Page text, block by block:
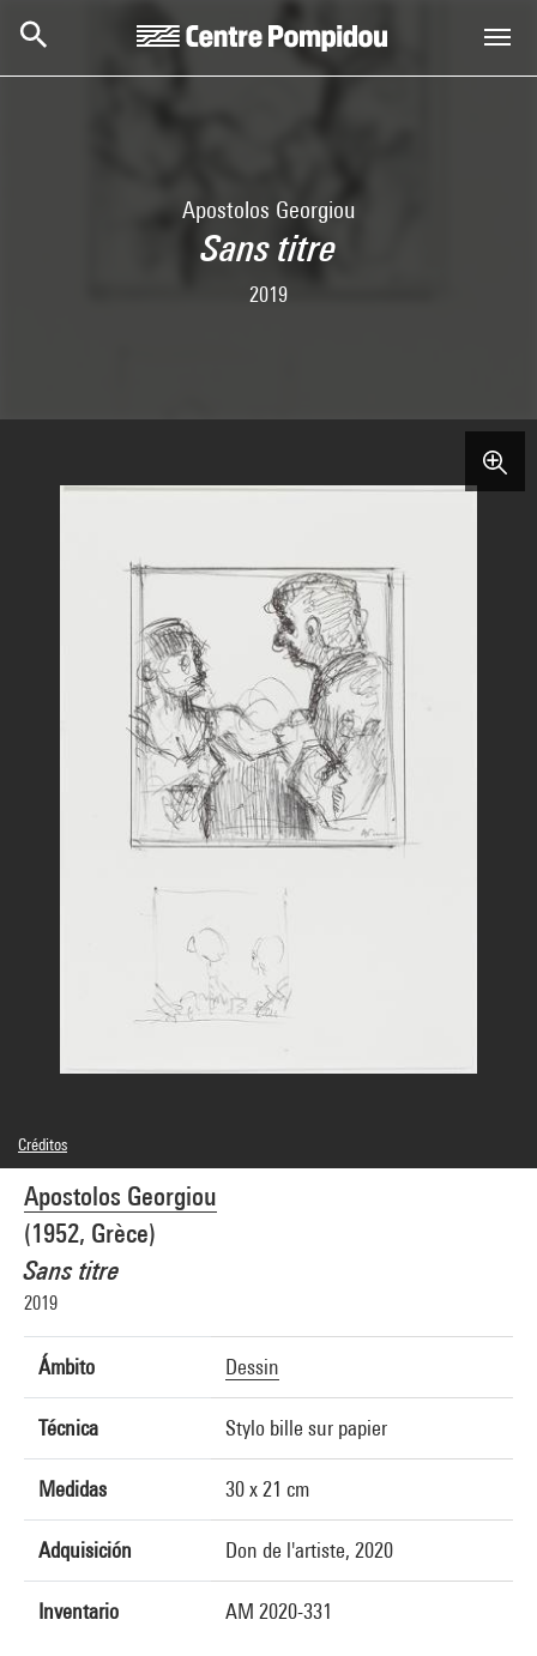
Apostolos Georgiou
Sans titre
2019
Apostolos Georgiou
(1952, Grèce)
Sans titre
2019
Ámbito Dessin
Técnica Stylo bille sur papier
Medidas 30 x 21 cm
Adquisición Don de l'artiste, 2020
Inventario AM 2020-331
Créditos
© Apostolos Georgiou
Créditos fotográficos : Centre Pompidou, MNAM-CCI/Audrey Laurans/Dist.
GrandPalaisRmn
Referencia de la imagen : 4N97005
Difusión de la imagen :